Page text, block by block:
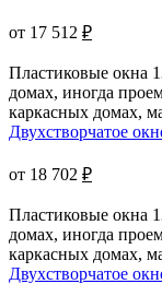
от 17 512 ₽
Пластиковые окна
домах, иногда
каркасных домах,
Двухстворчатое
от 18 702 ₽
Пластиковые окна
домах, иногда
каркасных домах,
Двухстворчатое